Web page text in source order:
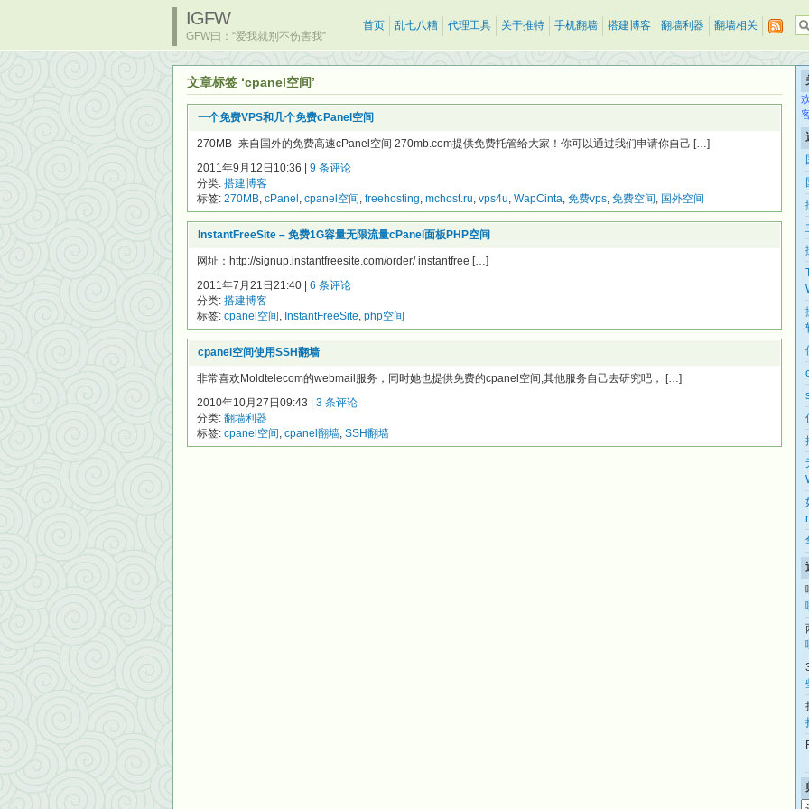
IGFW
GFW曰：“爱我就别不伤害我”
首页 乱七八糟 代理工具 关于推特 手机翻墙 搭建博客 翻墙利器 翻墙相关
文章标签 ‘cpanel空间’
一个免费VPS和几个免费cPanel空间
270MB–来自国外的免费高速cPanel空间 270mb.com提供免费托管给大家！你可以通过我们申请你自己 […]
2011年9月12日10:36 | 9 条评论
分类: 搭建博客
标签: 270MB, cPanel , cpanel空间, freehosting, mchost.ru, vps4u, WapCinta, 免费vps, 免费空间, 国外空间
InstantFreeSite – 免费1G容量无限流量cPanel面板PHP空间
网址：http://signup.instantfreesite.com/order/ instantfree […]
2011年7月21日21:40 | 6 条评论
分类: 搭建博客
标签: cpanel空间, InstantFreeSite, php空间
cpanel空间使用SSH翻墙
非常喜欢Moldtelecom的webmail服务，同时她也提供免费的cpanel空间,其他服务自己去研究吧， […]
2010年10月27日09:43 | 3 条评论
分类: 翻墙利器
标签: cpanel空间, cpanel翻墙, SSH翻墙